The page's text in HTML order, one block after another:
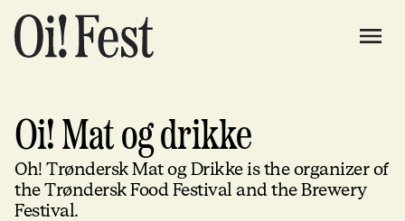
Oi! Mat og drikke
Oh! Trøndersk Mat og Drikke is the organizer of
the Trøndersk Food Festival and the Brewery
Festival.